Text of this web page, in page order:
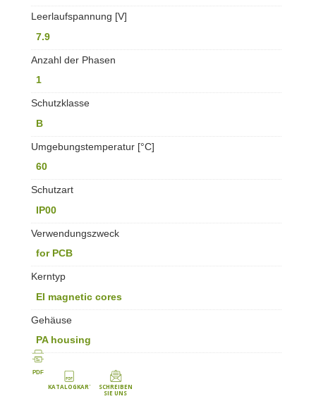
Leerlaufspannung [V]
7.9
Anzahl der Phasen
1
Schutzklasse
B
Umgebungstemperatur [°C]
60
Schutzart
IP00
Verwendungszweck
for PCB
Kerntyp
EI magnetic cores
Gehäuse
PA housing
PDF
KATALOGKARTE
SCHREIBEN
SIE UNS